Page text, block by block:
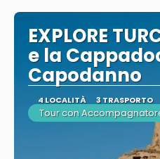
EXPLORE
e la
Capodanno
4 LOCALITÀ 3 TRASPORTO
Tour con